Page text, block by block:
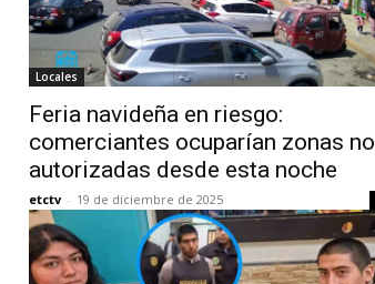
Locales
Feria navideña en riesgo:
comerciantes ocuparían zonas no
autorizadas desde esta noche
etctv - 19 de diciembre de 2025